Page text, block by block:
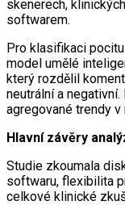
skenerech,
softwarem.
Pro klasifikaci
model umělé
který rozdělil
neutrální a
agregované trendy
Hlavní závěry
Studie zkoumala
softwaru, flexibilita
celkové klinické